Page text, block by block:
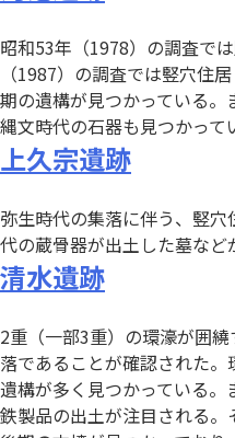
昭和53年（1978）の調査で
（1987）の調査では竪穴住
期の遺構が見つかっている
縄文時代の石器も見つかって
上久宗遺跡
弥生時代の集落に伴う、竪
代の蔵骨器が出土した墓など
清水遺跡
2重（一部3重）の環濠が囲
落であることが確認された
遺構が多く見つかっている
鉄製品の出土が注目される